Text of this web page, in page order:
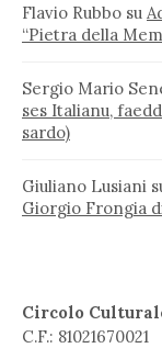
Flavio Rubbo su
“Pietra della
Sergio Mario
ses Italianu,
sardo)
Giuliano Lusiani
Giorgio Frongia
Circolo
C.F.: 81021670021